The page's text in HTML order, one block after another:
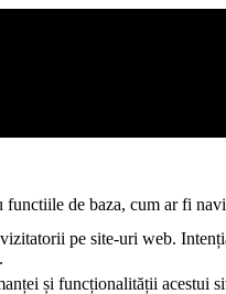
functiile de baza, cum ar fi
pe site-uri web.
și funcționalității acestui